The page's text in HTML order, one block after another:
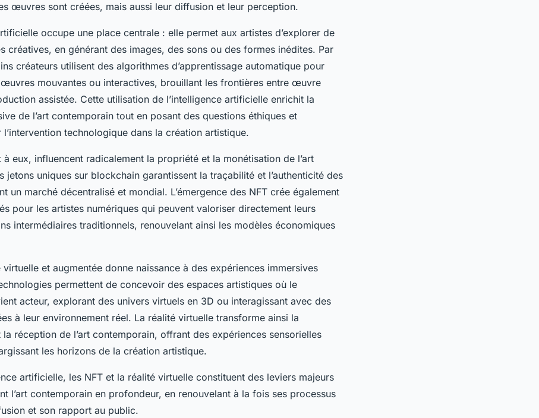
œuvres sont créées, mais aussi leur diffusion et leur perception.
occupe une place centrale : elle permet aux artistes d’explorer de
créatives, en générant des images, des sons ou des formes inédites. Par
créateurs utilisent des algorithmes d’apprentissage automatique pour
mouvantes ou interactives, brouillant les frontières entre œuvre
assistée. Cette utilisation de l’intelligence artificielle enrichit la
de l’art contemporain tout en posant des questions éthiques et
l’intervention technologique dans la création artistique.
à eux, influencent radicalement la propriété et la monétisation de l’art
jetons uniques sur blockchain garantissent la traçabilité et l’authenticité des
un marché décentralisé et mondial. L’émergence des NFT crée également
pour les artistes numériques qui peuvent valoriser directement leurs
intermédiaires traditionnels, renouvelant ainsi les modèles économiques
virtuelle et augmentée donne naissance à des expériences immersives
permettent de concevoir des espaces artistiques où le
acteur, explorant des univers virtuels en 3D ou interagissant avec des
à leur environnement réel. La réalité virtuelle transforme ainsi la
la réception de l’art contemporain, offrant des expériences sensorielles
les horizons de la création artistique.
artificielle, les NFT et la réalité virtuelle constituent des leviers majeurs
l’art contemporain en profondeur, en renouvelant à la fois ses processus
et son rapport au public.